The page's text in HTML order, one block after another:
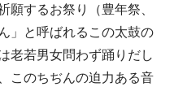
願するお祭り（豊年祭、
」と呼ばれるこの太鼓の
老若男女問わず踊りだし
このちぢんの迫力ある音